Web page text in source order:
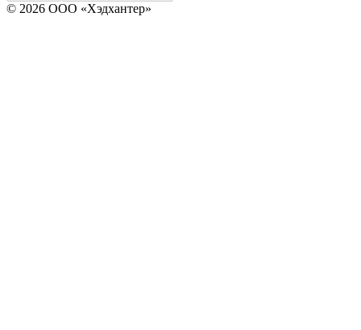
© 2026 ООО «Хэдхантер»